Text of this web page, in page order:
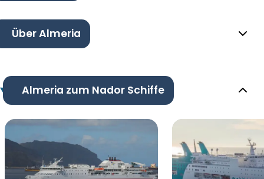
Über Almeria
Almeria zum Nador Schiffe